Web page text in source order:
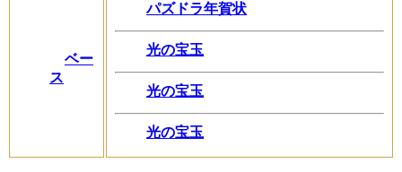
ベー
ス
パズドラ年賀状
光の宝玉
光の宝玉
光の宝玉